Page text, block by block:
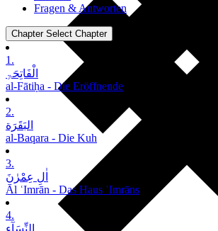
Fragen & Antworten
Chapter Select Chapter
1.
الْفَاتِحَۃِ
al-Fātiḥa - Die Eröffnende
2.
البَقَرَة
al-Baqara - Die Kuh
3.
اٰلِ عِمْرٰنَ
Āl ʿImrān - Das Haus ʿImrāns
4.